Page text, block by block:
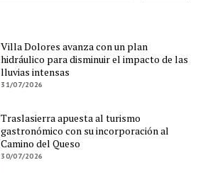
Villa Dolores avanza con un plan
hidráulico para disminuir el impacto de las
lluvias intensas
31/07/2026
Traslasierra apuesta al turismo
gastronómico con su incorporación al
Camino del Queso
30/07/2026